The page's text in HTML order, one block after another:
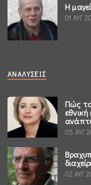
Η
01 ΑΥΓ
ΑΝΑΛΎΣΕΙΣ
Πώς το
05 ΑΥΓ
02 ΑΥΓ